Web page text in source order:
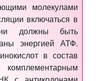
молекулами
включаться в
должны быть
энергией АТФ.
в состав